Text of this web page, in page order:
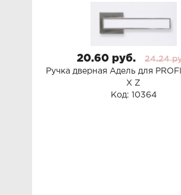
20.60 руб.
24.24
Ручка дверная Адель для
Х Z
Код: 10364